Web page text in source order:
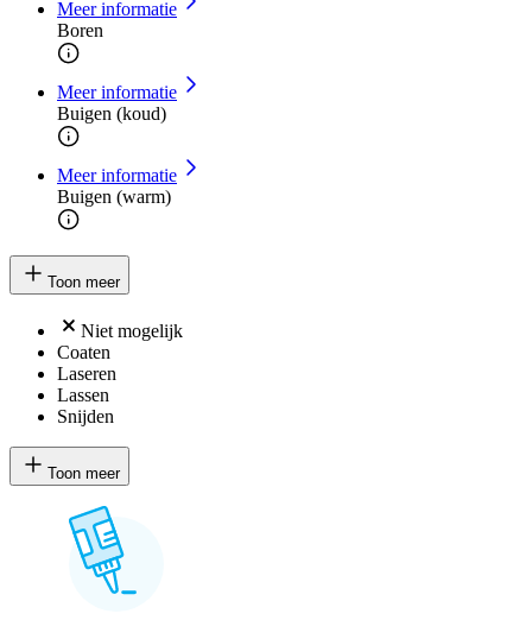
Meer informatie
Boren
Meer informatie
Buigen (koud)
Meer informatie
Buigen (warm)
Toon meer
Niet mogelijk
Coaten
Laseren
Lassen
Snijden
Toon meer